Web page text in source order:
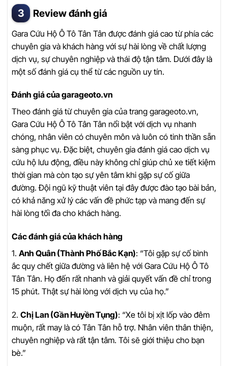
Review đánh giá
Gara Cứu Hộ Ô Tô Tân Tân được đánh giá cao từ phía các
chuyên gia và khách hàng với sự hài lòng về chất lượng
dịch vụ, sự chuyên nghiệp và thái độ tận tâm. Dưới đây là
một số đánh giá cụ thể từ các nguồn uy tín.
Đánh giá của garageoto.vn
Theo đánh giá từ chuyên gia của trang garageoto.vn,
Gara Cứu Hộ Ô Tô Tân Tân nổi bật với dịch vụ nhanh
chóng, nhân viên có chuyên môn và luôn có tinh thần sẵn
sàng phục vụ. Đặc biệt, chuyên gia đánh giá cao dịch vụ
cứu hộ lưu động, điều này không chỉ giúp chủ xe tiết kiệm
thời gian mà còn tạo sự yên tâm khi gặp sự cố giữa
đường. Đội ngũ kỹ thuật viên tại đây được đào tạo bài bản,
có khả năng xử lý các vấn đề phức tạp và mang đến sự
hài lòng tối đa cho khách hàng.
Các đánh giá của khách hàng
1. Anh Quân (Thành Phố Bắc Kạn): “Tôi gặp sự cố bình
ắc quy chết giữa đường và liên hệ với Gara Cứu Hộ Ô Tô
Tân Tân. Họ đến rất nhanh và giải quyết vấn đề chỉ trong
15 phút. Thật sự hài lòng với dịch vụ của họ.”
2. Chị Lan (Gần Huyền Tụng): “Xe tôi bị xịt lốp vào đêm
muộn, rất may là có Tân Tân hỗ trợ. Nhân viên thân thiện,
chuyên nghiệp và rất tận tâm. Tôi sẽ giới thiệu cho bạn
bè.”